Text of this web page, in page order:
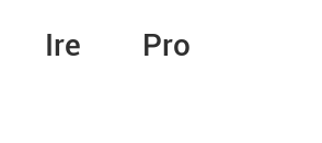
Ire Pro